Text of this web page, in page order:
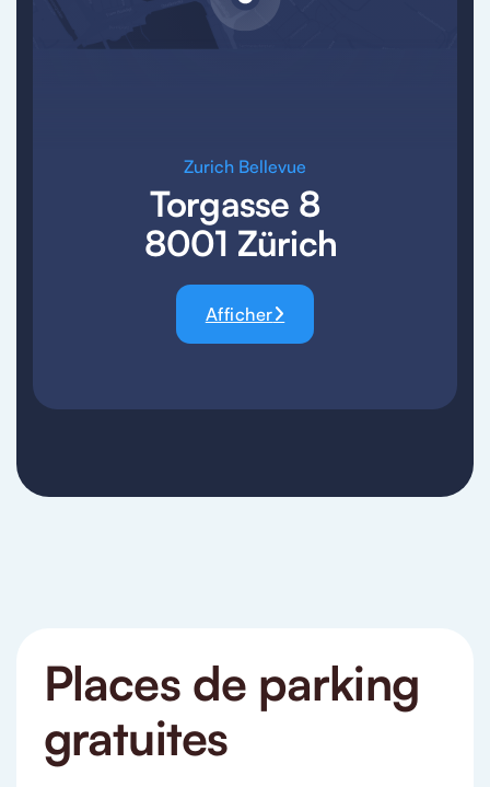
Zurich Bellevue
Torgasse 8
8001 Zürich
Afficher
Places de parking
gratuites